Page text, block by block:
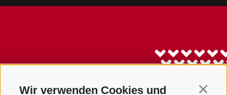
Wir verwenden Cookies und